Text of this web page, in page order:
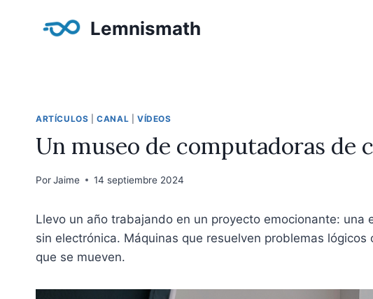
Lemnismath
ARTÍCULOS |CANAL VÍDEOS
Un museo de computadoras de
PorJaime 14 septiembre 2024
Llevo un año trabajando en un proyecto emocionante: una
sin electrónica. Máquinas que resuelven problemas
que se mueven.